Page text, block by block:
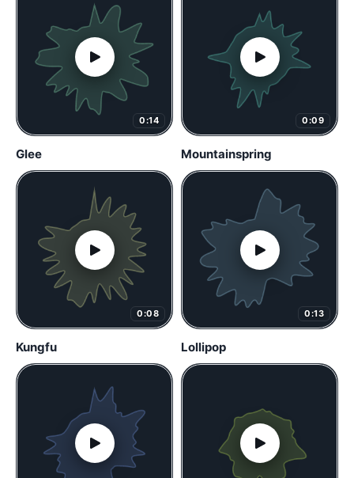
0:14
Glee
0:09
Mountainspring
0:08
Kungfu
0:13
Lollipop